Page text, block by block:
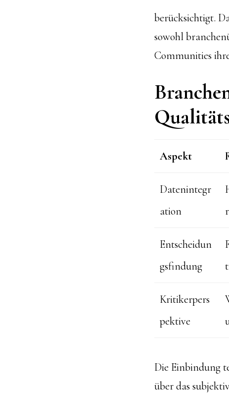
berücksichtigt.
sowohl
Communities
Aspekt
Datenintegr
ation
Entscheidun
gsfindung
Kritikerpers
pektive
Die Einbindung
über das